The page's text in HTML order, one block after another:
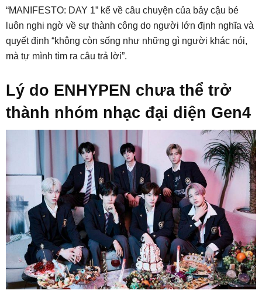
“MANIFESTO: DAY 1” kể về câu chuyện của bảy cậu bé
luôn nghi ngờ về sự thành công do người lớn định nghĩa và
quyết định “không còn sống như những gì người khác nói,
mà tự mình tìm ra câu trả lời”.
Lý do ENHYPEN chưa thể trở
thành nhóm nhạc đại diện Gen4